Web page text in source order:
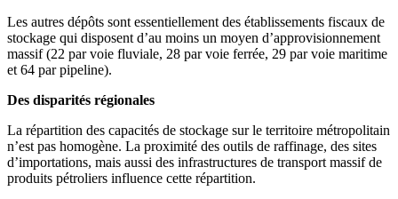
Les autres dépôts sont essentiellement des établissements fiscaux de
stockage qui disposent d’au moins un moyen d’approvisionnement
massif (22 par voie fluviale, 28 par voie ferrée, 29 par voie maritime
et 64 par pipeline).
Des disparités régionales
La répartition des capacités de stockage sur le territoire métropolitain
n’est pas homogène. La proximité des outils de raffinage, des sites
d’importations, mais aussi des infrastructures de transport massif de
produits pétroliers influence cette répartition.